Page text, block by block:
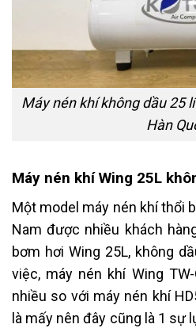
Máy nén khí không dầu 25
Hàn
Máy nén khí Wing 25L
Một model máy nén khí thổi
Nam được nhiều khách
bơm hơi Wing 25L, không
việc, máy nén khí Wing
nhiều so với máy nén khí
là mấy nên đây cũng là 1 sự